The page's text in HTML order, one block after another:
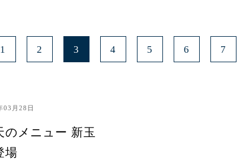
1 2 3 4 5 6 7
03月28日
のメニュー 新玉
場